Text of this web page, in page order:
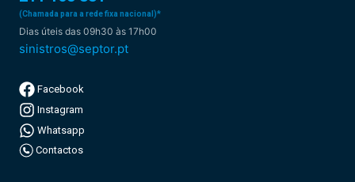
(Chamada para a rede fixa nacional)*
Dias úteis das 09h30 às 17h00
sinistros@septor.pt
Facebook
Instagram
Whatsapp
Contactos